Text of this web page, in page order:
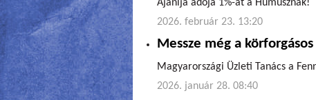
Ajánlja adója 1%-át a Humusznak!
2026. február 23. 13:20
Messze még a
Magyarországi Üzleti Tanács a
2026. január 28. 08:40